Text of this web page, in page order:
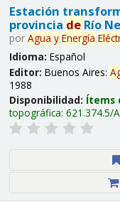
Estación
provincia deRío
por Agua y Energía
Idioma: Español
Editor: Buenos Aires:
1988
Disponibilidad: Ítems
topográfica: 621.374.5/